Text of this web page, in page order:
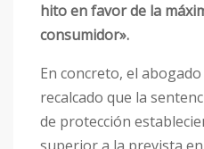
hito en favor de la
consumidor».
En concreto, el
recalcado que la
de protección